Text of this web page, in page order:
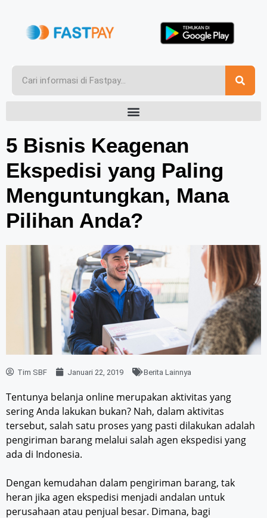
5 Bisnis Keagenan
Ekspedisi yang Paling
Menguntungkan, Mana
Pilihan Anda?
Tim SBF Januari 22, 2019 Berita Lainnya
Tentunya belanja online merupakan aktivitas yang
sering Anda lakukan bukan? Nah, dalam aktivitas
tersebut, salah satu proses yang pasti dilakukan adalah
pengiriman barang melalui salah agen ekspedisi yang
ada di Indonesia.
Dengan kemudahan dalam pengiriman barang, tak
heran jika agen ekspedisi menjadi andalan untuk
perusahaan atau penjual besar. Dimana, bagi